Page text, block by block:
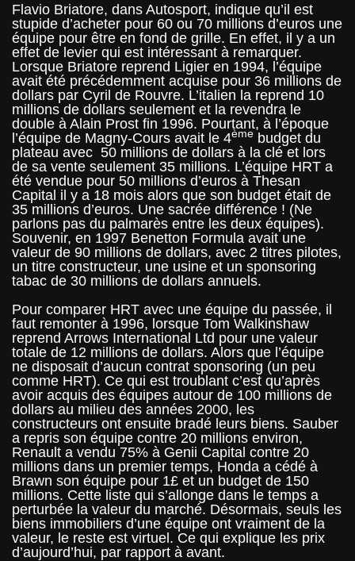
Flavio Briatore, dans Autosport, indique qu’il est
stupide d’acheter pour 60 ou 70 millions d’euros une
équipe pour être en fond de grille. En effet, il y a un
effet de levier qui est intéressant à remarquer.
Lorsque Briatore reprend Ligier en 1994, l’équipe
avait été précédemment acquise pour 36 millions de
dollars par Cyril de Rouvre. L’italien la reprend 10
millions de dollars seulement et la revendra le
double à Alain Prost fin 1996. Pourtant, à l’époque
l’équipe de Magny-Cours avait le 4ème budget du
plateau avec 50 millions de dollars à la clé et lors
de sa vente seulement 35 millions. L’équipe HRT a
été vendue pour 50 millions d’euros à Thesan
Capital il y a 18 mois alors que son budget était de
35 millions d’euros. Une sacrée différence ! (Ne
parlons pas du palmarès entre les deux équipes).
Souvenir, en 1997 Benetton Formula avait une
valeur de 90 millions de dollars, avec 2 titres pilotes,
un titre constructeur, une usine et un sponsoring
tabac de 30 millions de dollars annuels.
Pour comparer HRT avec une équipe du passée, il
faut remonter à 1996, lorsque Tom Walkinshaw
reprend Arrows International Ltd pour une valeur
totale de 12 millions de dollars. Alors que l’équipe
ne disposait d’aucun contrat sponsoring (un peu
comme HRT). Ce qui est troublant c’est qu’après
avoir acquis des équipes autour de 100 millions de
dollars au milieu des années 2000, les
constructeurs ont ensuite bradé leurs biens. Sauber
a repris son équipe contre 20 millions environ,
Renault a vendu 75% à Genii Capital contre 20
millions dans un premier temps, Honda a cédé à
Brawn son équipe pour 1£ et un budget de 150
millions. Cette liste qui s’allonge dans le temps a
perturbée la valeur du marché. Désormais, seuls les
biens immobiliers d’une équipe ont vraiment de la
valeur, le reste est virtuel. Ce qui explique les prix
d’aujourd’hui, par rapport à avant.